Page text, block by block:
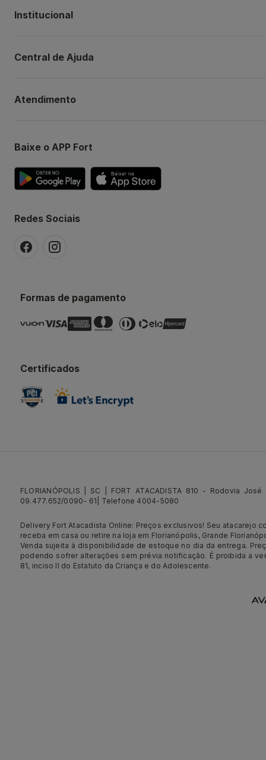
Institucional
Central de Ajuda
Atendimento
Baixe o APP Fort
Redes Sociais
Formas de pagamento
Certificados
Delivery Fort Atacadista Online: Preços exclusivos! Seu atacarejo
receba em casa ou retire na loja em Florianópolis, Grande
FLORIANÓPOLIS | SC | FORT ATACADISTA 810 - Rodovia
09.477.652/0090- 61| Telefone 4004-5080
Venda sujeita à disponibilidade de estoque no dia da entrega.
podendo sofrer alterações sem prévia notificação. É proibida a
81, inciso II do Estatuto da Criança e do Adolescente.